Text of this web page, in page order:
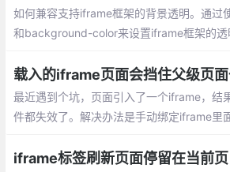
如何兼容支持iframe框架的背景透明。通
和background-color来设置iframe框架的透
最近遇到个坑，页面引入了一个iframe，结
件都失效了。解决办法是手动绑定iframe里
iframe标签刷新页面停留在当前页